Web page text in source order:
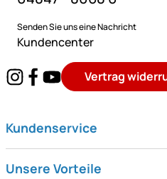
Senden Sie uns eine Nachricht
Kundencenter
Vertrag
Kundenservice
Unsere Vorteile